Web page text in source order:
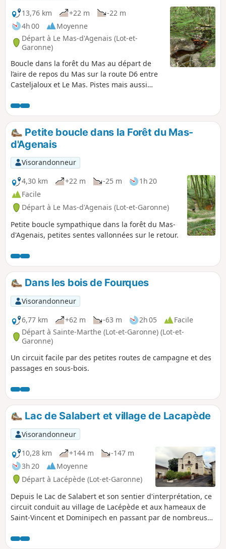
13,76 km
+22 m
-22 m
4h 00
Moyenne
Départ à Le Mas-d'Agenais (Lot-et-
Garonne)
Boucle dans la forêt du Mas au départ de
l’aire de repos du Mas sur la route D6 entre
Casteljaloux et Le Mas. Pistes mais aussi
cartes, avoir le gpx à portée de vue est
préférable. Les chemins ont été faits par les
marcheurs, VTT, chevaux et il y en a
beaucoup. Pas de hors-sentier. Randonnée
dans la forêt à l’ombre, agréable en été mais
à éviter lors de fortes pluies et durant la
saison de la chasse à la palombe.
Petite boucle dans la Forêt du Mas-
d'Agenais
Visorandonneur
4,30 km
+22 m -25 m
1h 20
Facile
Départ à Le Mas-d'Agenais (Lot-et-Garonne)
Petite boucle sympathique dans la forêt du Mas-
d'Agenais, petites sentes vallonnées sur le retour.
Dans les bois de Fourques
Visorandonneur
6,77 km
+62 m -63 m 2h 05
Facile
Départ à Sainte-Marthe (Lot-et-Garonne) (Lot-et-
Garonne)
Un circuit facile par des petites routes de campagne et des
passages en sous-bois.
Lac de Salabert et village de Lacapède
Visorandonneur
10,28 km
+144 m
-147 m
3h 20
Moyenne
Départ à Lacépède (Lot-et-Garonne)
Depuis le Lac de Salabert et son sentier d'interprétation, ce
circuit conduit au village de Lacépède et aux hameaux de
Saint-Vincent et Dominipech en passant par de nombreuses